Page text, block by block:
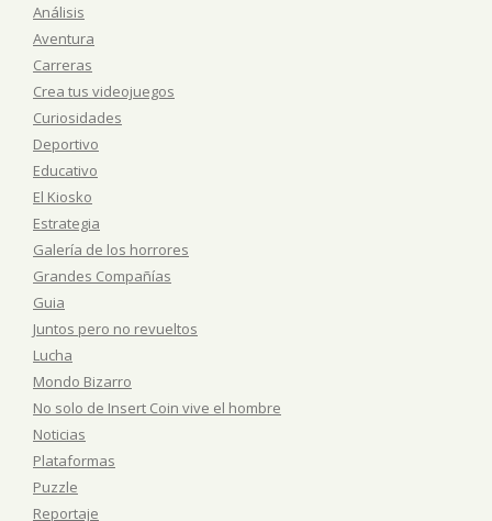
Análisis
Aventura
Carreras
Crea tus videojuegos
Curiosidades
Deportivo
Educativo
El Kiosko
Estrategia
Galería de los horrores
Grandes Compañías
Guia
Juntos pero no revueltos
Lucha
Mondo Bizarro
No solo de Insert Coin vive el hombre
Noticias
Plataformas
Puzzle
Reportaje